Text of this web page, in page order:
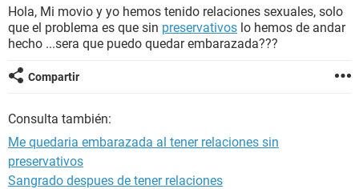
SEXUALIDAD
GLOSARIO
Hola, Mi movio y yo hemos tenido relaciones sexuales, solo
que el problema es que sin preservativos lo hemos de andar
hecho ...sera que puedo quedar embarazada???
Compartir
Consulta también:
Me quedaria embarazada al tener relaciones sin
preservativos
Sangrado despues de tener relaciones